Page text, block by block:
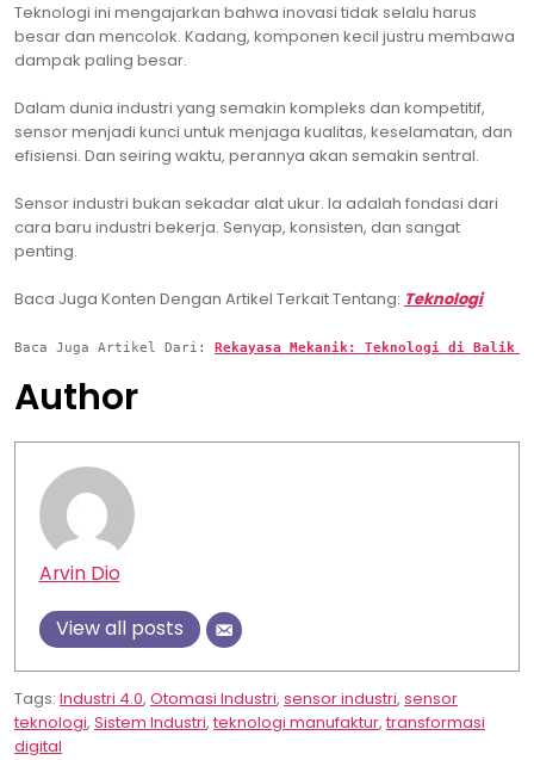
Teknologi ini mengajarkan bahwa inovasi tidak selalu harus
besar dan mencolok. Kadang, komponen kecil justru membawa
dampak paling besar.
Dalam dunia industri yang semakin kompleks dan kompetitif,
sensor menjadi kunci untuk menjaga kualitas, keselamatan, dan
efisiensi. Dan seiring waktu, perannya akan semakin sentral.
Sensor industri bukan sekadar alat ukur. Ia adalah fondasi dari
cara baru industri bekerja. Senyap, konsisten, dan sangat
penting.
Baca Juga Konten Dengan Artikel Terkait Tentang: Teknologi
Baca Juga Artikel Dari: Rekayasa Mekanik: Teknologi di Balik
Author
Arvin Dio
View all posts
Tags: Industri 4.0, Otomasi Industri, sensor industri, sensor
teknologi, Sistem Industri,teknologi manufaktur,transformasi
digital